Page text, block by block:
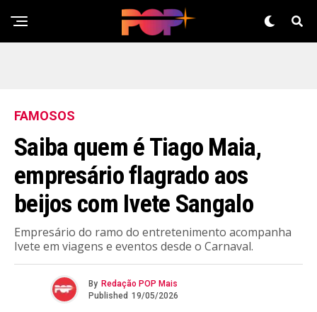
FAMOSOS
Saiba quem é Tiago Maia,
empresário flagrado aos
beijos com Ivete Sangalo
Empresário do ramo do entretenimento acompanha
Ivete em viagens e eventos desde o Carnaval.
By Redação POP Mais
Published 19/05/2026